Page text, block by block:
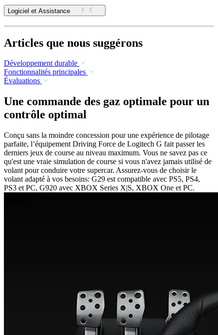
Logiciel et Assistance
Articles que nous suggérons
Développement durable
Fonctionnalités principales
Évaluations
Une commande des gaz optimale pour un
contrôle optimal
Conçu sans la moindre concession pour une expérience de pilotage
parfaite, l’équipement Driving Force de Logitech G fait passer les
derniers jeux de course au niveau maximum. Vous ne savez pas ce
qu'est une vraie simulation de course si vous n'avez jamais utilisé de
volant pour conduire votre supercar. Assurez-vous de choisir le
volant adapté à vos besoins: G29 est compatible avec PS5, PS4,
PS3 et PC, G920 avec XBOX Series X|S, XBOX One et PC.